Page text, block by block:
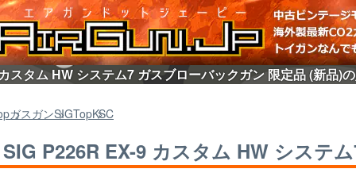
スタム HW システム7 ガスブローバックガン 限定品 (新品)
ガスガンSIGTopKSC
P226R EX-9 カスタム HW システ